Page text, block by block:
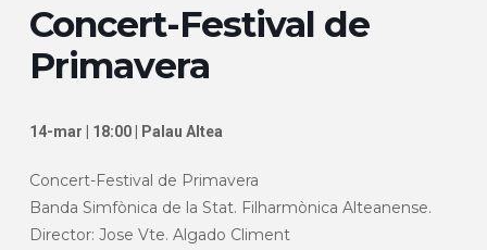
Concert-Festival de
Primavera
14-mar | 18:00 | Palau Altea
Concert-Festival de Primavera
Banda Simfònica de la Stat. Filharmònica Alteanense.
Director: Jose Vte. Algado Climent